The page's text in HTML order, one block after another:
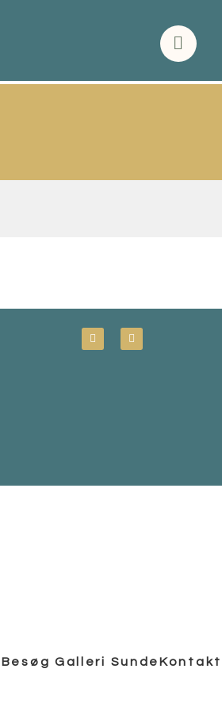
Besøg Galleri Sunde Kontakt